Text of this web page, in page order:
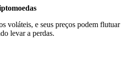
voláteis, e seus preços podem flutuar
levar a perdas.